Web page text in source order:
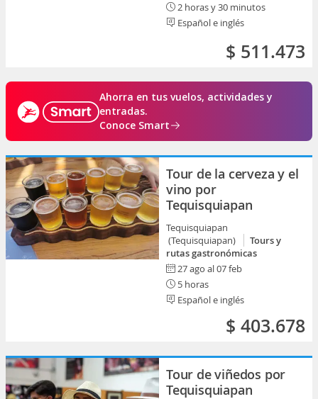
2 horas y 30 minutos
Español e inglés
$ 511.473
Ahorra en tus vuelos, actividades y
entradas.
Conoce Smart
Tour de la cerveza y el
vino por
Tequisquiapan
Tequisquiapan
(Tequisquiapan)
Tours y
rutas gastronómicas
27 ago al 07 feb
5 horas
Español e inglés
$ 403.678
Tour de viñedos por
Tequisquiapan